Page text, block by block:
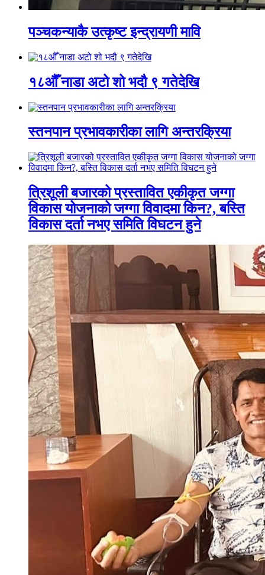
पञ्चकन्याकै उत्कृष्ट इन्द्रायणी मावि
१८औँ नाडा अटो शो भदौ ९ गतेदेखि
स्तनपान प्रभावकारीका लागि अन्तरक्रिया
त्रिशूली बजारको प्रस्तावित एकीकृत जग्गा
विकास योजनाको जग्गा विवादमा किन?, बस्ति
विकास दर्ता नभए समिति विघटन हुने